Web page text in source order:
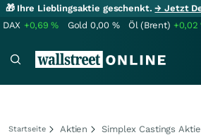
🎁 Ihre Lieblingsaktie geschenkt.→ Jetzt
DAX +0,69% Gold 0,00 % Öl (Brent) +0,02
Startseite Aktien Simplex Castings Aktie